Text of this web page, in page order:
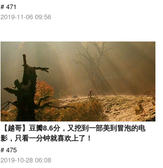
# 471
2019-11-06 09:56
【越哥】豆瓣8.6分，又挖到一部美到冒泡的电
影，只看一分钟就喜欢上了！
# 475
2019-10-28 06:08